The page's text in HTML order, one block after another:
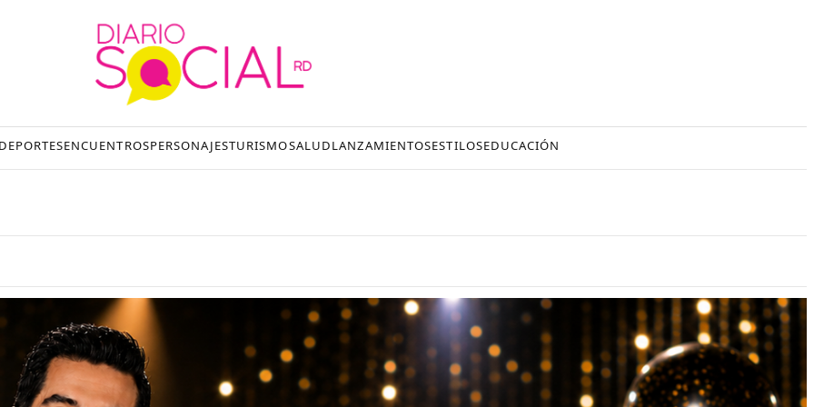
ENCUENTROSPERSONAJESTURISMOSALUDLANZAMIENTOSESTILOSEDUCACIÓN